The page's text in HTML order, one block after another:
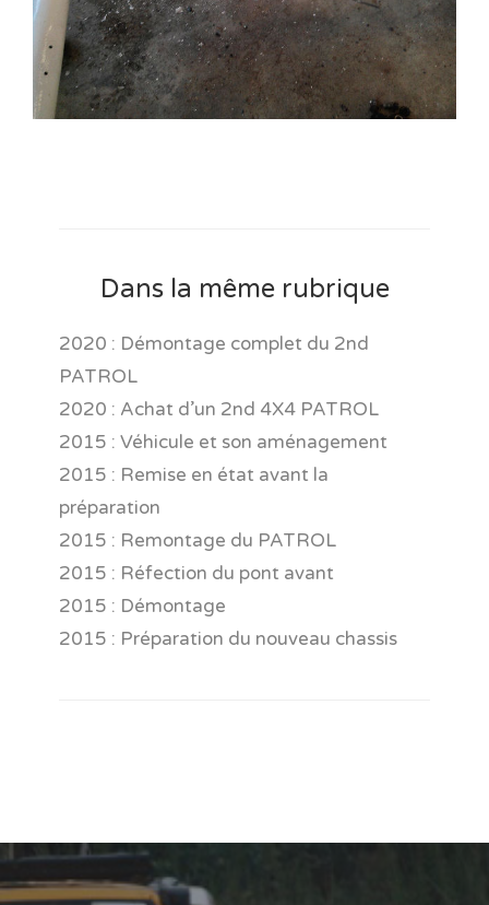
Dans la même rubrique
2020 : Démontage complet du 2nd
PATROL
2020 : Achat d’un 2nd 4X4 PATROL
2015 : Véhicule et son aménagement
2015 : Remise en état avant la
préparation
2015 : Remontage du PATROL
2015 : Réfection du pont avant
2015 : Démontage
2015 : Préparation du nouveau chassis